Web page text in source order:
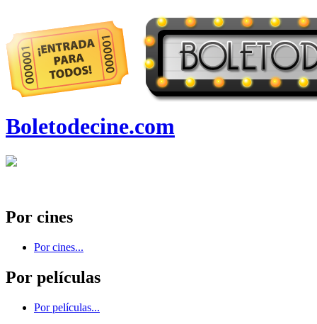
Boletodecine.com
Por cines
Por cines...
Por películas
Por películas...